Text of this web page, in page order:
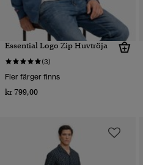
Essential Logo Zip Huvtröja
(3)
Fler färger finns
kr 799,00